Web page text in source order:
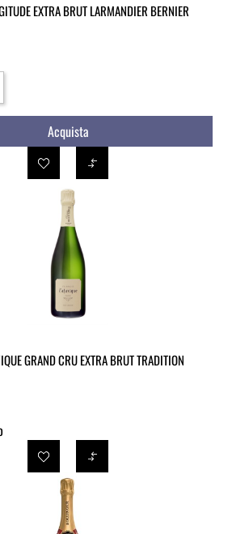
EXTRA BRUT LARMANDIER BERNIER
Acquista
GRAND CRU EXTRA BRUT TRADITION